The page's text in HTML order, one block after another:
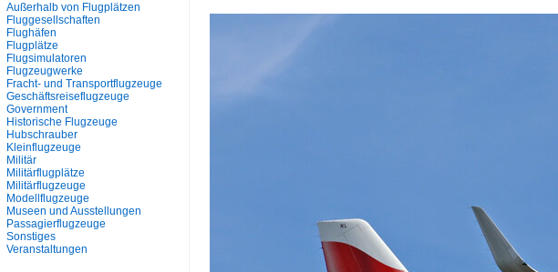
Außerhalb von Flugplätzen
Fluggesellschaften
Flughäfen
Flugplätze
Flugsimulatoren
Flugzeugwerke
Fracht- und Transportflugzeuge
Geschäftsreiseflugzeuge
Government
Historische Flugzeuge
Hubschrauber
Kleinflugzeuge
Militär
Militärflugplätze
Militärflugzeuge
Modellflugzeuge
Museen und Ausstellungen
Passagierflugzeuge
Sonstiges
Veranstaltungen